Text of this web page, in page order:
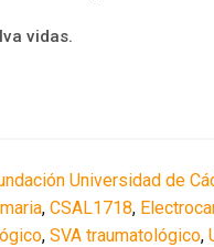
vidas.
Universidad de
, CSAL1718,
, SVA traumatológico,